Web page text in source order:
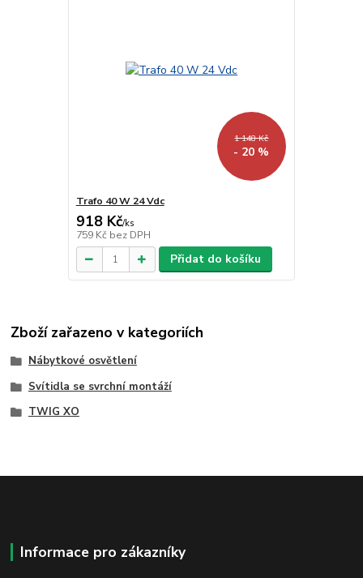
1 148 Kč
- 20 %
Trafo 40 W 24 Vdc
918 Kč/ks
759 Kč bez DPH
Přidat do košíku
Zboží zařazeno v kategoriích
Nábytkové osvětlení
Svítidla se svrchní montáží
TWIG XO
Informace pro zákazníky